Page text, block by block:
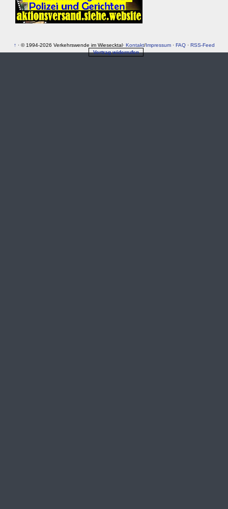
↑ · © 1994-2026 Verkehrswende im Wiesecktal· Kontakt/Impressum· FAQ· RSS-Feed
Vertrag widerrufen